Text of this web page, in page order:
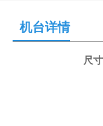
机台详情
尺寸